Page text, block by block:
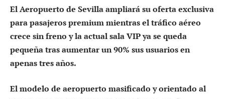
El Aeropuerto de Sevilla ampliará su oferta exclusiva
para pasajeros premium mientras el tráfico aéreo
crece sin freno y la actual sala VIP ya se queda
pequeña tras aumentar un 90% sus usuarios en
apenas tres años.
El modelo de aeropuerto masificado y orientado al